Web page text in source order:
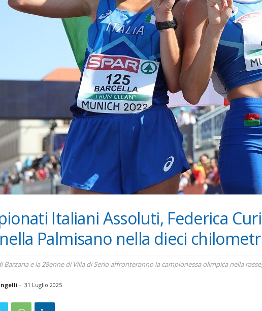
Italiani Assoluti, Federica
Palmisano nella dieci
Barzana e la 28enne di Villa di Serio affronteranno la campionessa olimpica nella
- 31 Luglio 2025